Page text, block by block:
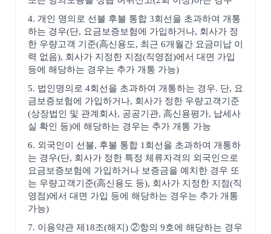
4. 개인 명의로 선불 후불 통합 3회선을 초과하여 개통
하는 경우(단, 요금보증보험에 가입하거나, 회사가 정
한 우량고객 기준(高신용도, 최근 6개월간 요금미납 이
력 없음), 회사가 지정한 지점(직영점)에서 대면 가입
등에 해당하는 경우는 추가 개통 가능)
5. 법인명의로 4회선을 초과하여 개통하는 경우. 단, 요
금보증보험에 가입하거나, 회사가 정한 우량고객기준
(상장법인 및 관계회사, 공공기관, 高신용평가, 납세사
실 확인 등)에 해당하는 경우는 추가 개통 가능
6. 외국인이 선불, 후불 통합 1회선을 초과하여 개통하
는 경우(단, 회사가 정한 특정 체류자격의 외국인으로
요금보증보험에 가입하거나 보증금을 예치한 경우 또
는 우량고객기준(高신용도 등), 회사가 지정한 지점(직
영점)에서 대면 가입 등에 해당하는 경우는 추가 개통
가능)
7. 이용약관 제18조(해지) ②항의 9호에 해당하는 경우